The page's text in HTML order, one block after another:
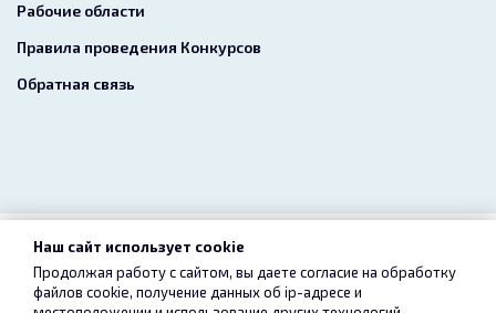
Рабочие области
Правила проведения Конкурсов
Обратная связь
2026 freelance.boutique
Пользовательское соглашение Конфиденциальность
Наш сайт использует cookie
Продолжая работу с сайтом, вы даете согласие на обработку
файлов cookie, получение данных об ip-адресе и